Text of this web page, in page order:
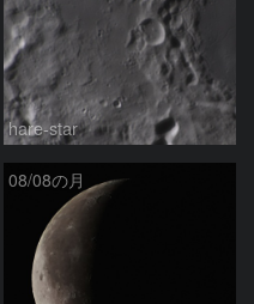
hare-star
08/08の月